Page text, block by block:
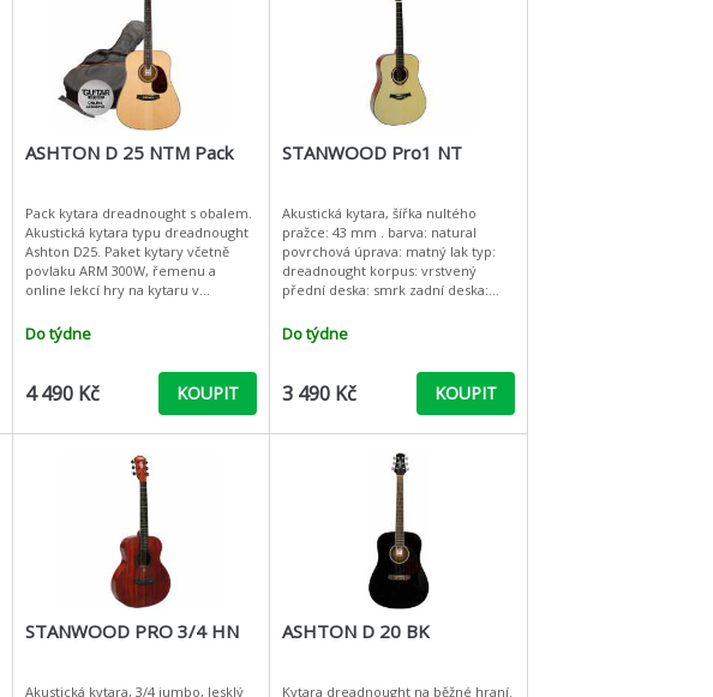
ASHTON D 25 NTM Pack
Pack kytara dreadnought s obalem.
Akustická kytara typu dreadnought
Ashton D25. Paket kytary včetně
povlaku ARM 300W, řemenu a
online lekcí hry na kytaru v
Vrchní smrková deska,
Do týdne
4 490 Kč KOUPIT
STANWOOD Pro1 NT
Akustická kytara, šířka nultého
pražce: 43 mm . barva: natural
povrchová úprava: matný lak typ:
dreadnought korpus: vrstvený
přední deska: smrk zadní deska:
mahagon m
Do týdne
3 490 Kč KOUPIT
STANWOOD PRO 3/4 HN
Akustická kytara, 3/4 jumbo, lesklý
ASHTON D 20 BK
Kytara dreadnought na běžné hraní.